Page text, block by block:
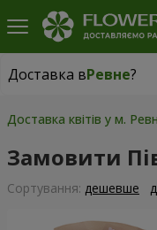
Доставка вРевне?
Доставка вРевне
Доставка квітів у м.
Замовити
Сортування: дешевше